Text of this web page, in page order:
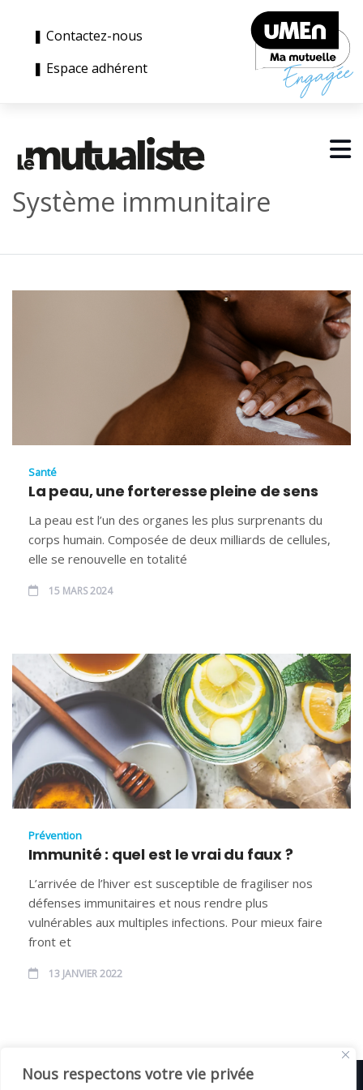
Nous respectons votre vie privée
❚ Contactez-nous
❚ Espace adhérent
Système immunitaire
Santé
La peau, une forteresse pleine de sens
La peau est l’un des organes les plus surprenants du
corps humain. Composée de deux milliards de cellules,
elle se renouvelle en totalité
15 MARS 2024
Prévention
Immunité : quel est le vrai du faux ?
L’arrivée de l’hiver est susceptible de fragiliser nos
défenses immunitaires et nous rendre plus
vulnérables aux multiples infections. Pour mieux faire
front et
13 JANVIER 2022